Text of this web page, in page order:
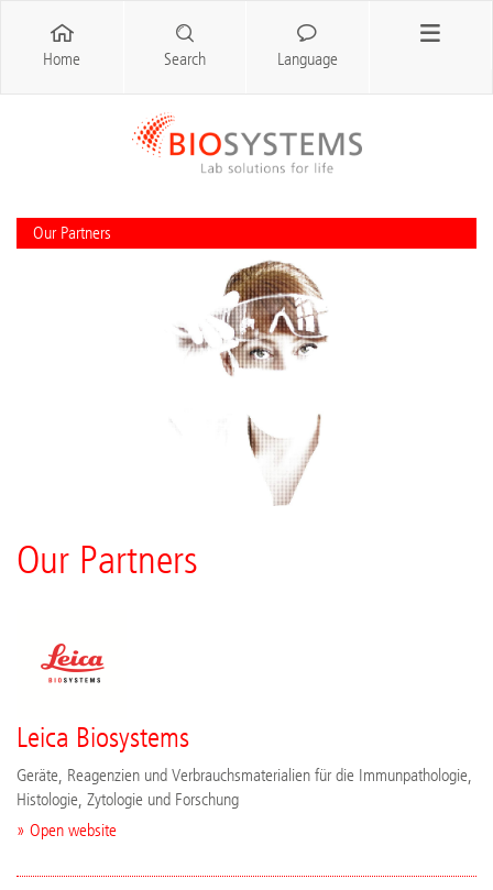
Our Partners
Our Partners
Leica Biosystems
Geräte, Reagenzien und Verbrauchsmaterialien für die Immunpathologie,
Histologie, Zytologie und Forschung
» Open website
Home Search Language